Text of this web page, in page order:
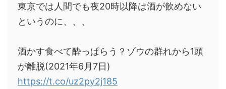
東京では人間でも夜20時以降は酒が飲めない
というのに、、、
酒かす食べて酔っぱらう？ゾウの群れから1頭
が離脱(2021年6月7日)
https://t.co/uz2py2j185